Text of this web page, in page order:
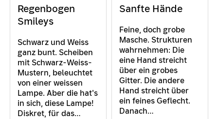
Regenbogen
Smileys
Schwarz und Weiss
ganz bunt. Scheiben
mit Schwarz-Weiss-
Mustern, beleuchtet
von einer weissen
Lampe. Aber die hat's
in sich, diese Lampe!
Diskret, für das…
Sanfte Hände
Feine, doch grobe
Masche. Strukturen
wahrnehmen: Die
eine Hand streicht
über ein grobes
Gitter. Die andere
Hand streicht über
ein feines Geflecht.
Danach…